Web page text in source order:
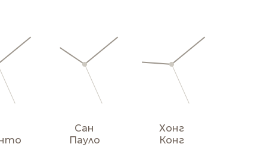
Сан
Пауло
Хонг
Конг